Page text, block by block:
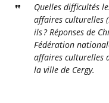
Quelles difficultés
affaires culturelles
ils ? Réponses de
Fédération
affaires culturelles
la ville de Cergy.